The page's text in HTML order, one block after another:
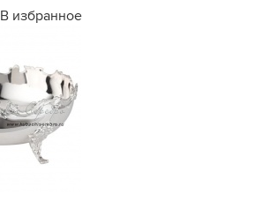
В избранное